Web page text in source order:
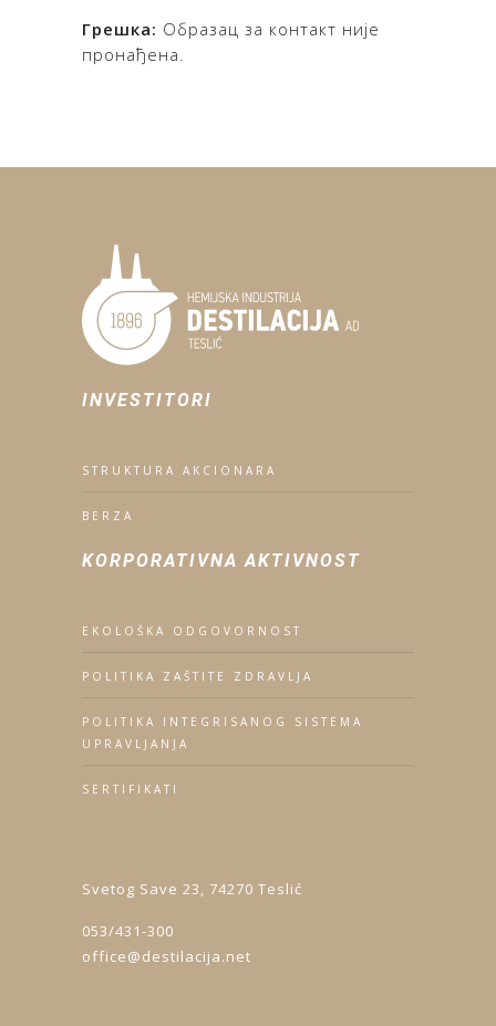
Грешка: Образац за контакт није
пронађена.
INVESTITORI
STRUKTURA AKCIONARA
BERZA
KORPORATIVNA AKTIVNOST
EKOLOŠKA ODGOVORNOST
POLITIKA ZAŠTITE ZDRAVLJA
POLITIKA INTEGRISANOG SISTEMA
UPRAVLJANJA
SERTIFIKATI
Svetog Save 23, 74270 Teslić
053/431-300
office@destilacija.net